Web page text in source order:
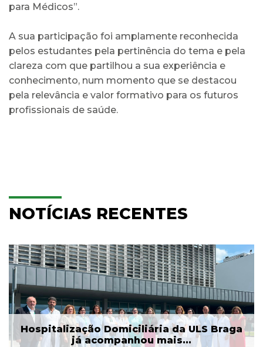
para Médicos”.
A sua participação foi amplamente reconhecida
pelos estudantes pela pertinência do tema e pela
clareza com que partilhou a sua experiência e
conhecimento, num momento que se destacou
pela relevância e valor formativo para os futuros
profissionais de saúde.
NOTÍCIAS RECENTES
Hospitalização Domiciliária da ULS Braga
já acompanhou mais...